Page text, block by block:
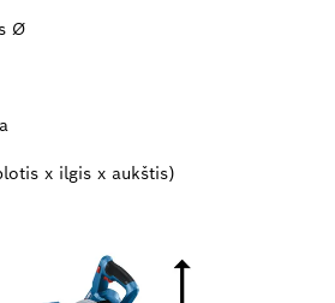
Ø
x ilgis x aukštis)